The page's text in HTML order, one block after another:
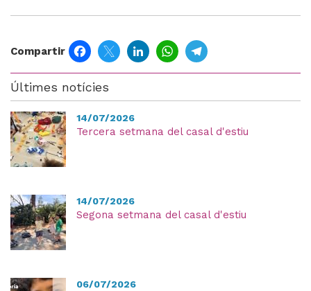
Compartir FacebookTwitterLinkedInWhatsApp
Últimes notícies
14/07/2026
Tercera setmana del casal d'estiu
14/07/2026
Segona setmana del casal d'estiu
06/07/2026